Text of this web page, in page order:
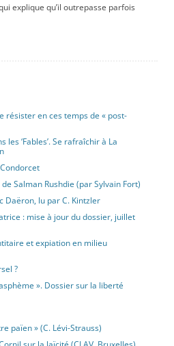
explique qu’il outrepasse parfois
résister en ces temps de « post-
les ‘Fables’. Se rafraîchir à La
Salman Rushdie (par Sylvain Fort)
Daëron, lu par C. Kintzler
: mise à jour du dossier, juillet
et expiation en milieu
?
». Dossier sur la liberté
païen » (C. Lévi-Strauss)